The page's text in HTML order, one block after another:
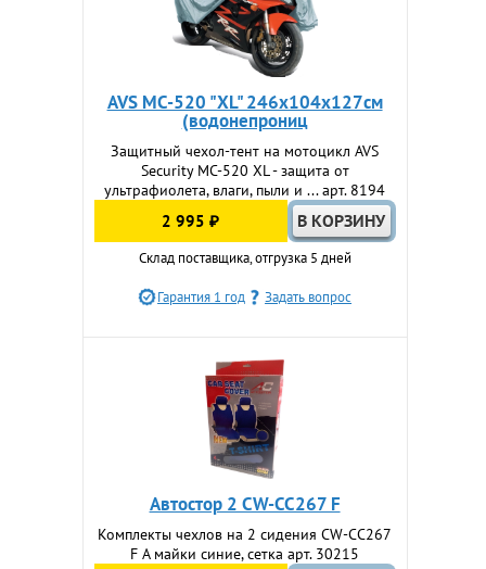
AVS МС-520 "ХL" 246х104х127см
(водонепрониц
Защитный чехол-тент на мотоцикл AVS
Security MC-520 XL - защита от
ультрафиолета, влаги, пыли и ... арт. 8194
2 995 ₽
Склад поставщика, отгрузка 5 дней
Гарантия 1 год Задать вопрос
Автостор 2 CW-CC267 F
Комплекты чехлов на 2 сидения CW-CC267
F А майки синие, сетка арт. 30215